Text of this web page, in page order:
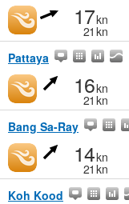
17kn
21 kn
Pattaya
16kn
21 kn
Bang Sa-Ray
14kn
21 kn
Koh Kood